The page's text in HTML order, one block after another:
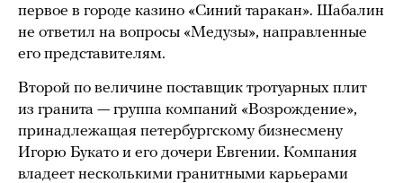
первое в городе казино «Синий таракан». Шабалин
не ответил на вопросы «Медузы», направленные
его представителям.
Второй по величине поставщик тротуарных плит
из гранита — группа компаний «Возрождение»,
принадлежащая петербургскому бизнесмену
Игорю Букато и его дочери Евгении. Компания
владеет несколькими гранитными карьерами